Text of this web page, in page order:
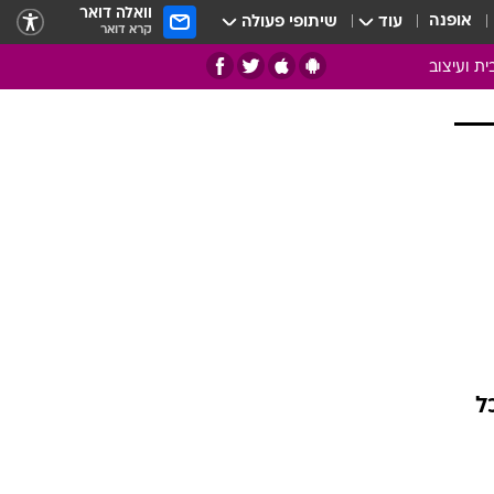
אופנה עוד שיתופי פעולה וואלה דואר
קרא דואר
ועיצוב